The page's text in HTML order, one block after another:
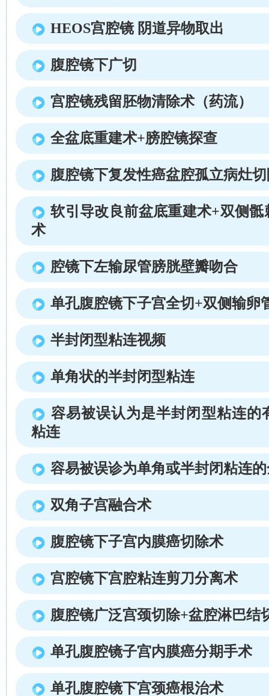
HEOS宫腔镜 阴道异物取出
腹腔镜下广切
宫腔镜残留胚物清除术（药流）
全盆底重建术+膀腔镜探查
腹腔镜下复发性癌盆腔孤立病灶
软引导改良前盆底重建术+双侧
术
腔镜下左输尿管膀胱壁瓣吻合
单孔腹腔镜下子宫全切+双侧输卵
半封闭型粘连视频
单角状的半封闭型粘连
容易被误认为是半封闭型粘连的
粘连
容易被误诊为单角或半封闭粘连
双角子宫融合术
腹腔镜下子宫内膜癌切除术
宫腔镜下宫腔粘连剪刀分离术
腹腔镜广泛宫颈切除+盆腔淋巴结
单孔腹腔镜子宫内膜癌分期手术
单孔腹腔镜下宫颈癌根治术